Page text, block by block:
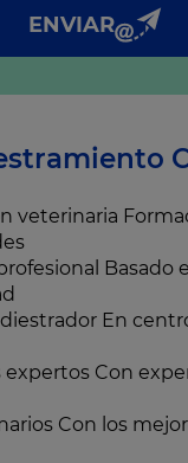
ENVIAR
veterinaria
Basado
En
expertos Con
Con los